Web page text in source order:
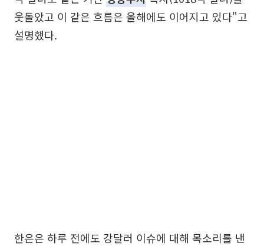
웃돌았고 이 같은 흐름은 올해에도 이어지고 있다"고
설명했다.
한은은 하루 전에도 강달러 이슈에 대해 목소리를 낸